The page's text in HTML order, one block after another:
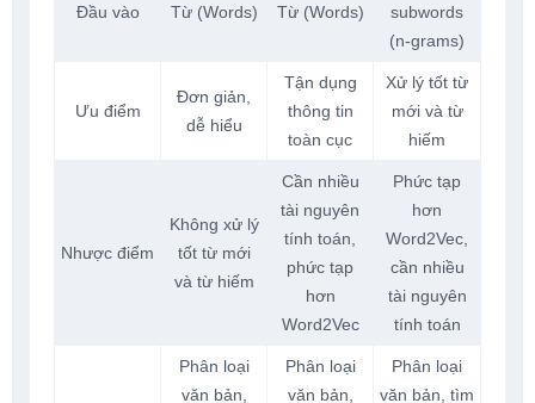
Đầu vào Từ (Words) Từ (Words)
subwords
(n-grams)
Ưu điểm
Đơn giản,
dễ hiểu
Tận dụng
thông tin
toàn cục
Xử lý tốt từ
mới và từ
hiếm
Nhược điểm
Không xử lý
tốt từ mới
và từ hiếm
Cần nhiều
tài nguyên
tính toán,
phức tạp
hơn
Word2Vec
Phức tạp
hơn
Word2Vec,
cần nhiều
tài nguyên
tính toán
Phân loại
văn bản,
Phân loại
văn bản,
Phân loại
văn bản, tìm